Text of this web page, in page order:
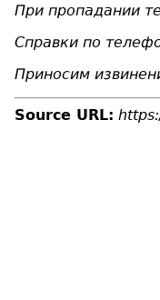
При пропадании
Справки по
Приносим
Source URL: